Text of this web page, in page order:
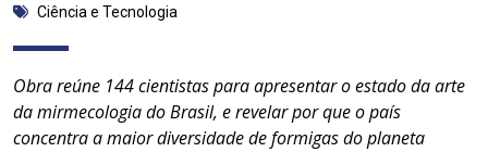
Ciência e Tecnologia
Obra reúne 144 cientistas para apresentar o estado da arte
da mirmecologia do Brasil, e revelar por que o país
concentra a maior diversidade de formigas do planeta